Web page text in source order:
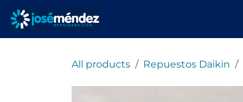
Ir al contenido
All products Repuestos Daikin